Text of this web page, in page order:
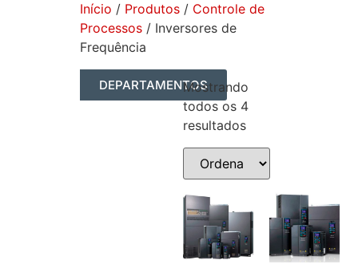
Início / Produtos / Controle de
Processos / Inversores de
Frequência
DEPARTAMENTOSMostrando
todos os 4
resultados